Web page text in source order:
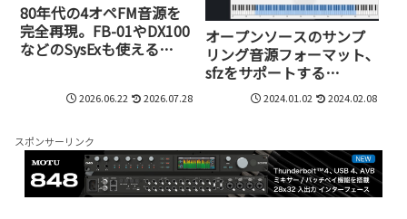
80年代の4オペFM音源を
完全再現。FB-01やDX100
などのSysExも使える
2026.06.22 2026.07.28
オープンソースのサンプ
リング音源フォーマット､
sfzをサポートする
iPhone/iPadアプリ、isfizz
が400円で発売開始。MIDI
2024.01.02 2024.02.08
スポンサーリンク